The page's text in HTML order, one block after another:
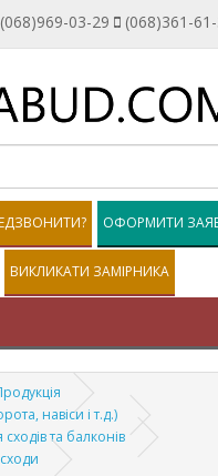
(068)969-03-29 (068)361-
ОФОРМИТИ
ВИКЛИКАТИ ЗАМІРНИКА
навіси і т.д.)
та балконів